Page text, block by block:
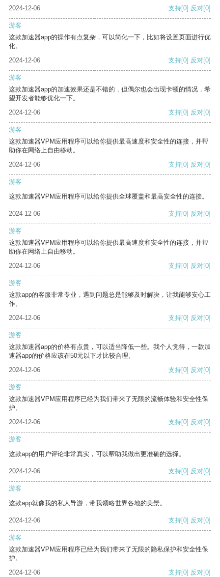
2024-12-06 支持[0] 反对[0]
游客
这款加速器app的操作有点复杂，可以简化一下，比如将设置页面进行优
化。
2024-12-06
支持[0] 反对[0]
游客
这款加速器app的加速效果还是不错的，但偶尔也会出现卡顿的情况，希
望开发者能够优化一下。
2024-12-06
支持[0] 反对[0]
游客
这款加速器VPM应用程序可以给你提供最高速度和安全性的连接，并帮
助你在网络上自由移动。
2024-12-06
支持[0] 反对[0]
游客
这款加速器VPM应用程序可以给你提供全球覆盖和最高安全性的连接。
2024-12-06 支持[0] 反对[0]
游客
这款加速器VPM应用程序可以给你提供最高速度和安全性的连接，并帮
助你在网络上自由移动。
2024-12-06
支持[0] 反对[0]
游客
这款app的客服非常专业，遇到问题总是能够及时解决，让我能够安心工
作。
2024-12-06
支持[0] 反对[0]
游客
这款加速器app的价格有点贵，可以适当降低一些。我个人觉得，一款加
速器app的价格应该在50元以下才比较合理。
2024-12-06
支持[0] 反对[0]
游客
这款加速器VPM应用程序已经为我们带来了无限的流畅体验和安全性保
护。
2024-12-06
支持[0] 反对[0]
游客
这款app的用户评论非常真实，可以帮助我做出更准确的选择。
2024-12-06 支持[0] 反对[0]
游客
这款app就像我的私人导游，带我领略世界各地的美景。
2024-12-06 支持[0] 反对[0]
游客
这款加速器VPM应用程序已经为我们带来了无限的隐私保护和安全性保
护。
2024-12-06
支持[0] 反对[0]